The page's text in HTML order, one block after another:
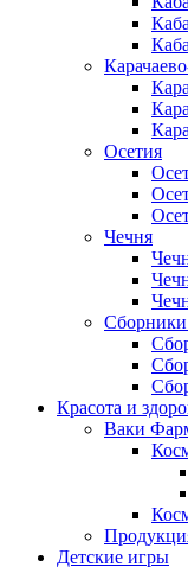
Осетия
Чечня
Сборники
Красота и
Ваки
Детские игры